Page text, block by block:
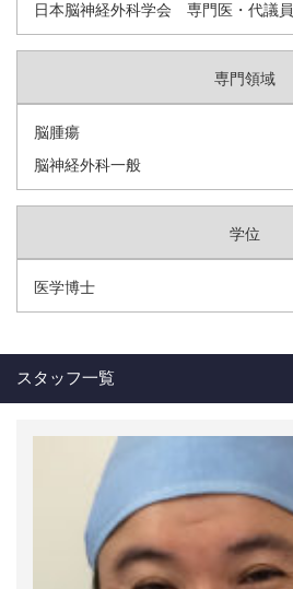
日本脳神経外科学会 専門医・代議員
専門領域
脳腫瘍
脳神経外科一般
学位
医学博士
スタッフ一覧